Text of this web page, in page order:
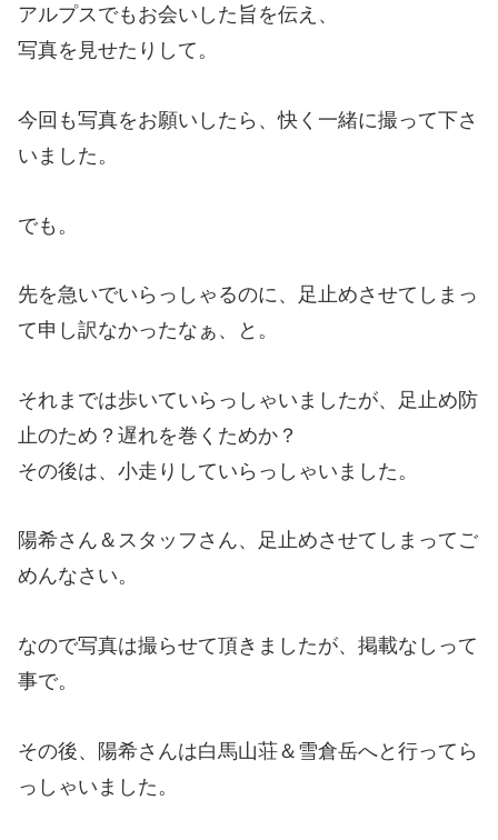
アルプスでもお会いした旨を伝え、
写真を見せたりして。
今回も写真をお願いしたら、快く一緒に撮って下さ
いました。
でも。
先を急いでいらっしゃるのに、足止めさせてしまっ
て申し訳なかったなぁ、と。
それまでは歩いていらっしゃいましたが、足止め防
止のため？遅れを巻くためか？
その後は、小走りしていらっしゃいました。
陽希さん＆スタッフさん、足止めさせてしまってご
めんなさい。
なので写真は撮らせて頂きましたが、掲載なしって
事で。
その後、陽希さんは白馬山荘＆雪倉岳へと行ってら
っしゃいました。